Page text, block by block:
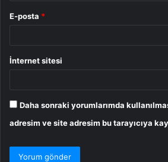
E-posta *
İnternet sitesi
Daha sonraki yorumlarımda
adresim ve site adresim bu tarayıcıya